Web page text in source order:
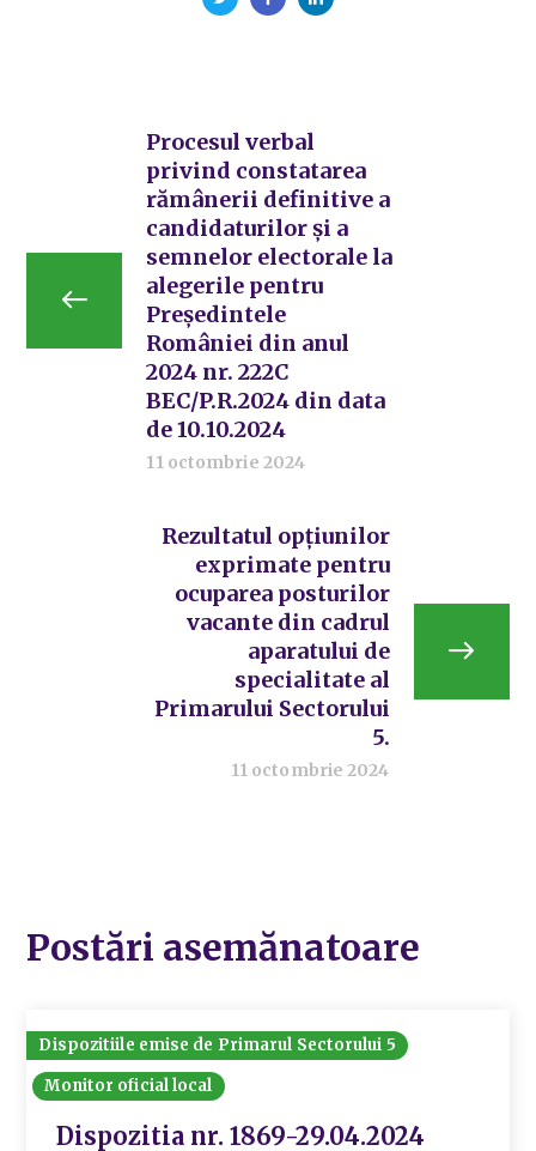
Procesul verbal
privind constatarea
rămânerii definitive a
candidaturilor și a
semnelor electorale la
alegerile pentru
Președintele
României din anul
2024 nr. 222C
BEC/P.R.2024 din data
de 10.10.2024
11 octombrie 2024
Rezultatul opțiunilor
exprimate pentru
ocuparea posturilor
vacante din cadrul
aparatului de
specialitate al
Primarului Sectorului
5.
11 octombrie 2024
Postări asemănatoare
Dispozitiile emise de Primarul Sectorului 5
Monitor oficial local
Dispozitia nr. 1869-29.04.2024